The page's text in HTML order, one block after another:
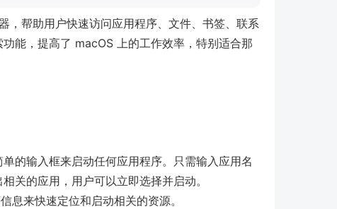
，帮助用户快速访问应用程序、文件、书签、联系
能，提高了 macOS 上的工作效率，特别适合那
的输入框来启动任何应用程序。只需输入应用名
关的应用，用户可以立即选择并启动。
息来快速定位和启动相关的资源。